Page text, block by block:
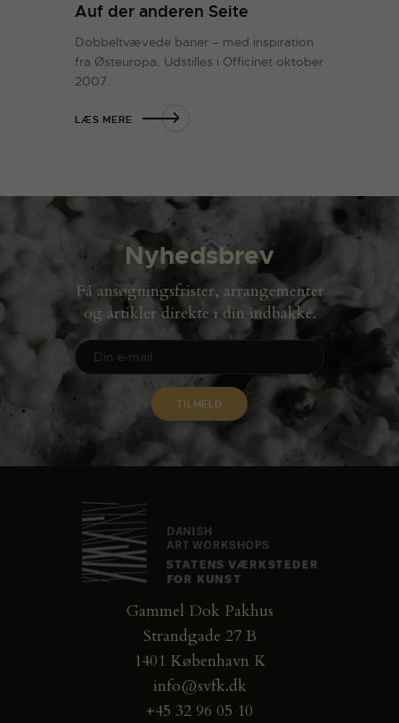
Auf der anderen Seite
Dobbeltvævede baner – med inspiration
fra Østeuropa. Udstilles i Officinet oktober
2007.
LÆS MERE
Nyhedsbrev
Få ansøgningsfrister, arrangementer
og artikler direkte i din indbakke.
Gammel Dok Pakhus
Strandgade 27 B
1401 København K
info@svfk.dk
+45 32 96 05 10